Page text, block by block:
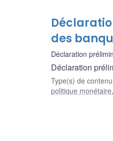
des
Déclaration
Déclaration
Type(s) de contenu
politique monétaire,